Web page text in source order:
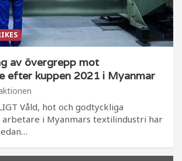
av övergrepp mot
efter kuppen 2021 i Myanmar
Våld, hot och godtyckliga
i Myanmars textilindustri har